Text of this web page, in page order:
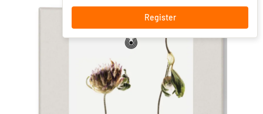
Register